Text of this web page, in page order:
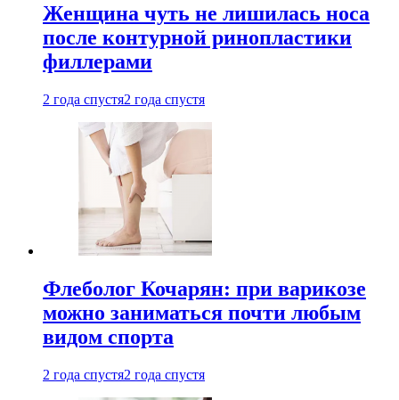
Женщина чуть не лишилась носа
после контурной ринопластики
филлерами
2 года спустя2 года спустя
Флеболог Кочарян: при варикозе
можно заниматься почти любым
видом спорта
2 года спустя2 года спустя